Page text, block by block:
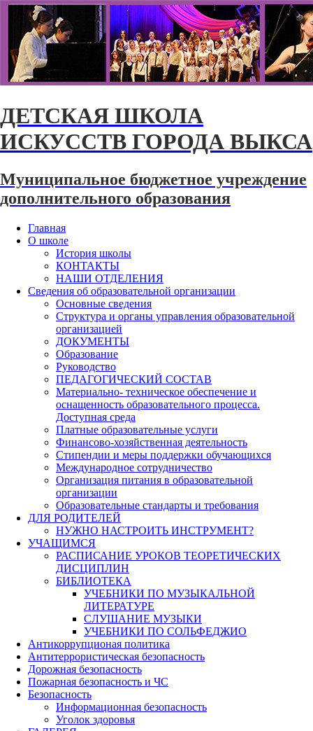
ДЕТСКАЯ ШКОЛА
ИСКУССТВ ГОРОДА ВЫКСА
Муниципальное бюджетное учреждение
дополнительного образования
Главная
О школе
История школы
КОНТАКТЫ
НАШИ ОТДЕЛЕНИЯ
Сведения об образовательной организации
Основные сведения
Структура и органы управления образовательной
организацией
ДОКУМЕНТЫ
Образование
Руководство
ПЕДАГОГИЧЕСКИЙ СОСТАВ
Материально- техническое обеспечение и
оснащенность образовательного процесса.
Доступная среда
Платные образовательные услуги
Финансово-хозяйственная деятельность
Стипендии и меры поддержки обучающихся
Международное сотрудничество
Организация питания в образовательной
организации
Образовательные стандарты и требования
ДЛЯ РОДИТЕЛЕЙ
НУЖНО НАСТРОИТЬ ИНСТРУМЕНТ?
УЧАЩИМСЯ
РАСПИСАНИЕ УРОКОВ ТЕОРЕТИЧЕСКИХ
ДИСЦИПЛИН
БИБЛИОТЕКА
УЧЕБНИКИ ПО МУЗЫКАЛЬНОЙ
ЛИТЕРАТУРЕ
СЛУШАНИЕ МУЗЫКИ
УЧЕБНИКИ ПО СОЛЬФЕДЖИО
Антикоррупционая политика
Антитеррористическая безопасность
Дорожная безопасность
Пожарная безопасность и ЧС
Безопасность
Информационная безопасность
Уголок здоровья